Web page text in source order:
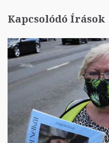
Kapcsolódó Írások